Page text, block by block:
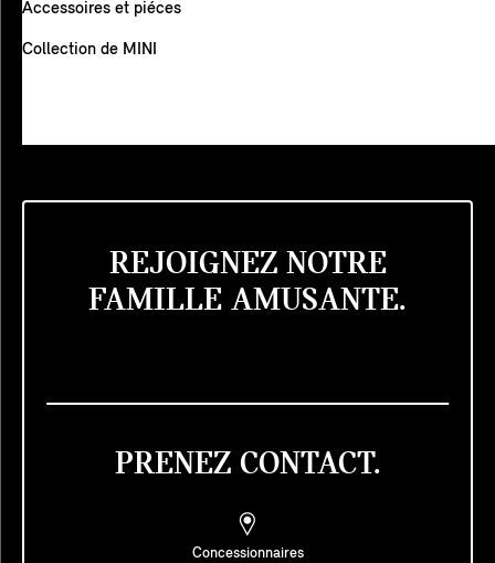
Accessoires et piéces
Collection de MINI
REJOIGNEZ NOTRE
FAMILLE AMUSANTE.
PRENEZ CONTACT.
Concessionnaires